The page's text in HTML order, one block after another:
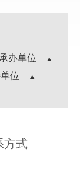
办单位
位
方式